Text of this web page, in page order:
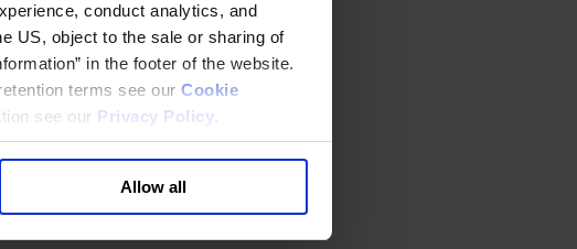
conduct analytics, and
US, object to the sale or sharing of
in the footer of the website.
terms see our Cookie
see our Privacy Policy
Allow all